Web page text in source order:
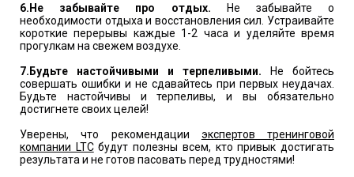
6.Не забывайте про отдых. Не забывайте о
необходимости отдыха и восстановления сил. Устраивайте
короткие перерывы каждые 1-2 часа и уделяйте время
прогулкам на свежем воздухе.
7.Будьте настойчивыми и терпеливыми. Не бойтесь
совершать ошибки и не сдавайтесь при первых неудачах.
Будьте настойчивы и терпеливы, и вы обязательно
достигнете своих целей!
Уверены, что рекомендации экспертов тренинговой
компании LTCбудут полезны всем, кто привык достигать
результата и не готов пасовать перед трудностями!